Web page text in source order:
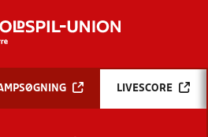
Hvad vil du søge efter?
INDHOLD OG NYHEDER
LIVESCORE